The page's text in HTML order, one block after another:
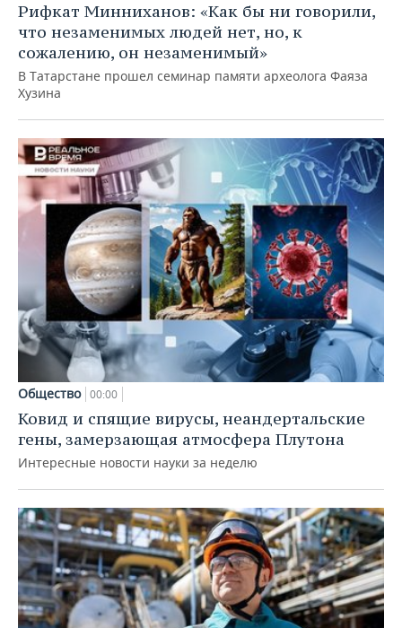
Рифкат Минниханов: «Как бы ни говорили,
что незаменимых людей нет, но, к
сожалению, он незаменимый»
В Татарстане прошел семинар памяти археолога Фаяза
Хузина
Общество 00:00
Ковид и спящие вирусы, неандертальские
гены, замерзающая атмосфера Плутона
Интересные новости науки за неделю